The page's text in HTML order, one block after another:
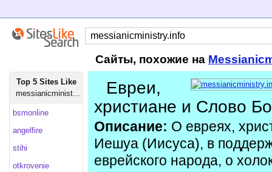
Сайты, похожие на
Top 5 Sites Like
messianicminist...
bsmonline
angelfire
stihi
otkrovenie
Евреи,
христиане и Слово
Описание: О евреях,
Иешуа (Иисуса), в
еврейского народа, о